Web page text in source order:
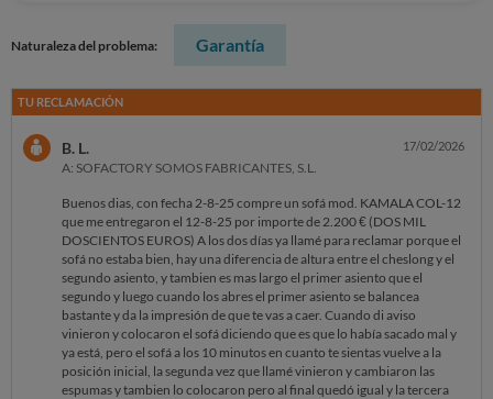
Naturaleza del problema: Garantía
TU RECLAMACIÓN
B. L.
A: SOFACTORY SOMOS FABRICANTES, S.L.
17/02/2026
Buenos dias, con fecha 2-8-25 compre un sofá mod. KAMALA COL-12
que me entregaron el 12-8-25 por importe de 2.200 € (DOS MIL
DOSCIENTOS EUROS) A los dos días ya llamé para reclamar porque el
sofá no estaba bien, hay una diferencia de altura entre el cheslong y el
segundo asiento, y tambien es mas largo el primer asiento que el
segundo y luego cuando los abres el primer asiento se balancea
bastante y da la impresión de que te vas a caer. Cuando di aviso
vinieron y colocaron el sofá diciendo que es que lo había sacado mal y
ya está, pero el sofá a los 10 minutos en cuanto te sientas vuelve a la
posición inicial, la segunda vez que llamé vinieron y cambiaron las
espumas y tambien lo colocaron pero al final quedó igual y la tercera